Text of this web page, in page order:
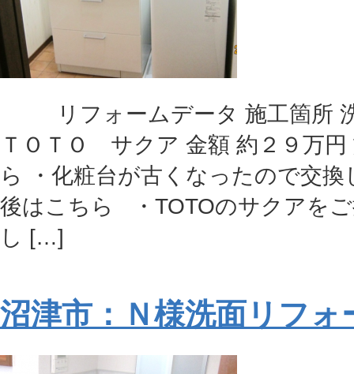
リフォームデータ 施工箇所
ＴＯＴＯ サクア 金額 約２９万円
ら ・化粧台が古くなったので交換
後はこちら ・TOTOのサクアを
し […]
沼津市：Ｎ様洗面リフォ